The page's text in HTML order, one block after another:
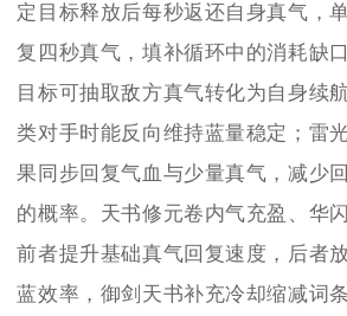
定目标释放后每秒返还自身真气，
复四秒真气，填补循环中的消耗缺
目标可抽取敌方真气转化为自身续
类对手时能反向维持蓝量稳定；雷
果同步回复气血与少量真气，减少
的概率。天书修元卷内气充盈、华
前者提升基础真气回复速度，后者
蓝效率，御剑天书补充冷却缩减词